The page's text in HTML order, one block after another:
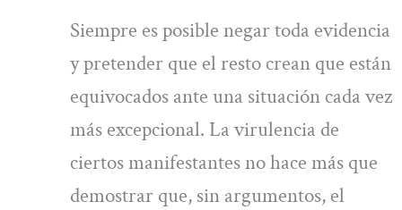
Siempre es posible negar toda evidencia
y pretender que el resto crean que están
equivocados ante una situación cada vez
más excepcional. La virulencia de
ciertos manifestantes no hace más que
demostrar que, sin argumentos, el